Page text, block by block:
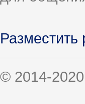
Разместить
© 2014-